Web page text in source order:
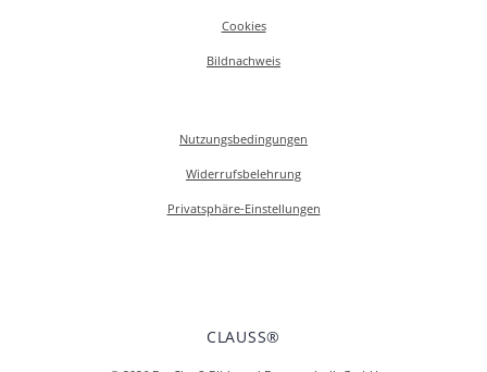
CLAUSS®
Cookies
Bildnachweis
Nutzungsbedingungen
Widerrufsbelehrung
Privatsphäre-Einstellungen